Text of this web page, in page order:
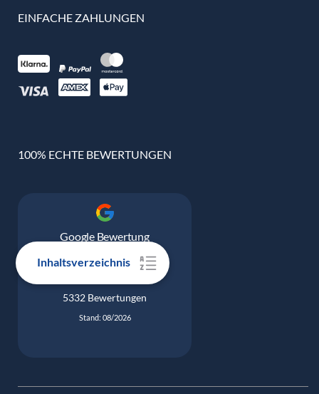
Inhaltsverzeichnis
EINFACHE ZAHLUNGEN
100% ECHTE BEWERTUNGEN
Google Bewertung
4.9
5332 Bewertungen
Stand: 08/2026